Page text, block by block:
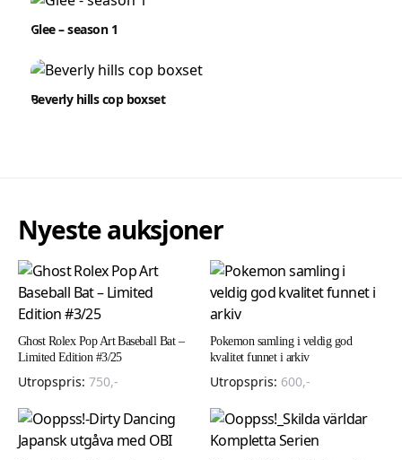
Glee – season 1
Beverly hills cop boxset
Nyeste auksjoner
Ghost Rolex Pop Art Baseball Bat –
Limited Edition #3/25
Utropspris: 750,-
Pokemon samling i veldig god
kvalitet funnet i arkiv
Utropspris: 600,-